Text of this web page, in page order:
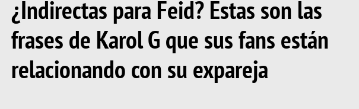
¿Indirectas para Feid? Estas son las
frases de Karol G que sus fans están
relacionando con su expareja